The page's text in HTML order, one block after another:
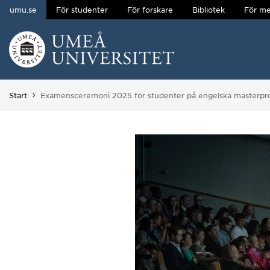
Hoppa direkt till innehållet
umu.se För studenter För forskare Bibliotek För
Start Du är här:
Examensceremoni 2025 för studenter på engelska